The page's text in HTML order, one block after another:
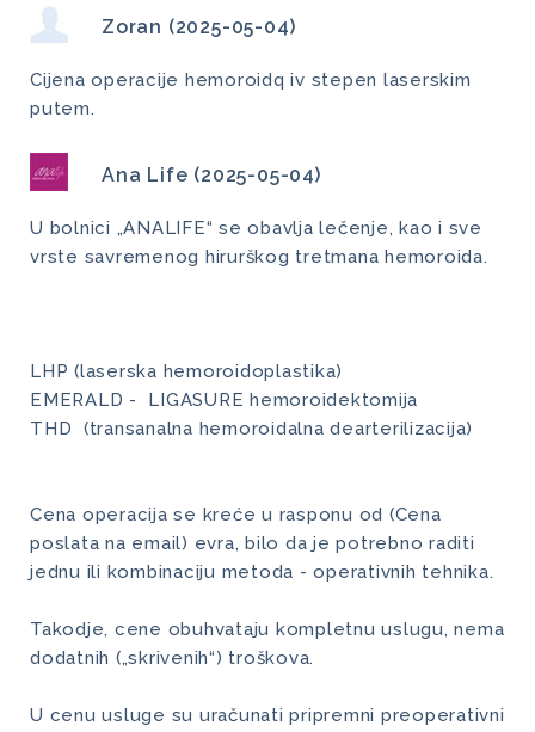
Zoran (2025-05-04)
Cijena operacije hemoroidq iv stepen laserskim
putem.
Ana Life (2025-05-04)
U bolnici „ANALIFE“ se obavlja lečenje, kao i sve
vrste savremenog hirurškog tretmana hemoroida.
LHP (laserska hemoroidoplastika)
EMERALD - LIGASURE hemoroidektomija
THD (transanalna hemoroidalna dearterilizacija)
Cena operacija se kreće u rasponu od (Cena
poslata na email) evra, bilo da je potrebno raditi
jednu ili kombinaciju metoda - operativnih tehnika.
Takodje, cene obuhvataju kompletnu uslugu, nema
dodatnih („skrivenih“) troškova.
U cenu usluge su uračunati pripremni preoperativni